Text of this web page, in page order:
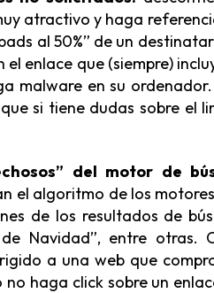
atractivo y haga
al 50%” de un
el enlace que (siempre)
malware en su
si tiene dudas sobre el
del motor de
el algoritmo de los
de los resultados de
Navidad”, entre
a una web que
haga click sobre un